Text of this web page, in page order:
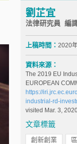
劉芷宜
法律研究員 編
上稿時間： 2020
資料來源：
The 2019 EU
EUROPEAN
https://
industrial-rd-
visited Mar. 3,
文章標籤
創新創業